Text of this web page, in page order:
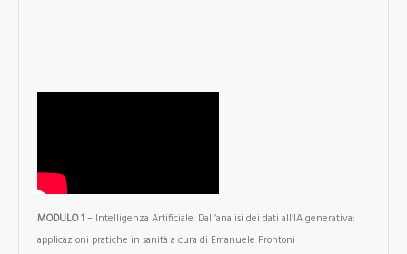
MODULO 1– Intelligenza Artificiale. Dall’analisi dei dati all’IA generativa:
applicazioni pratiche in sanità a cura di Emanuele Frontoni